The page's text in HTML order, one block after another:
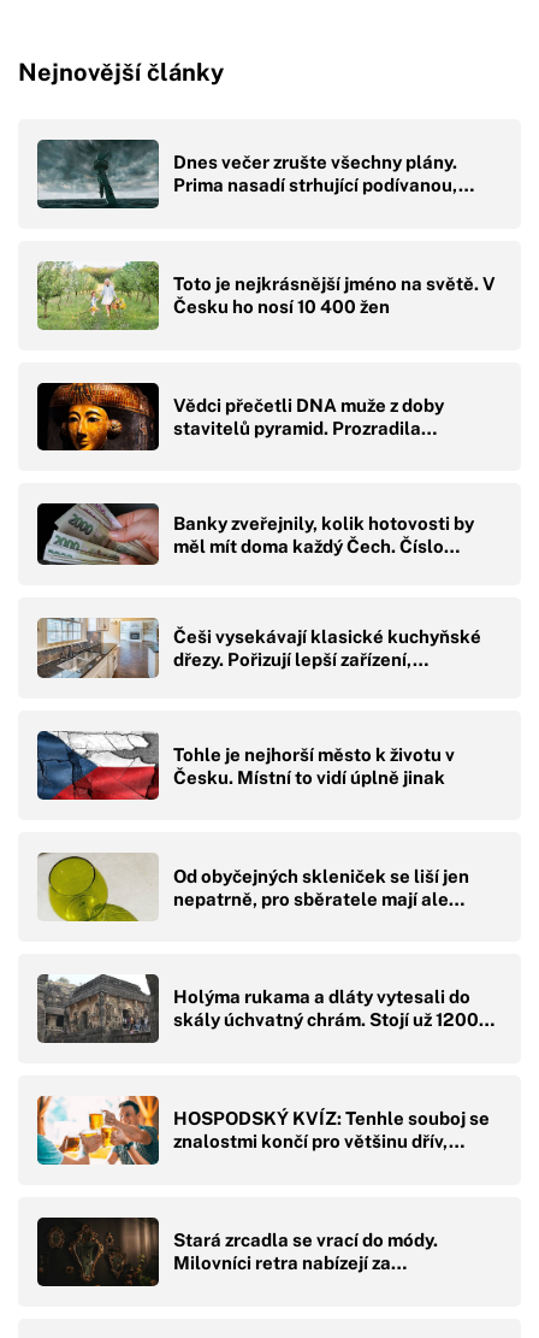
Nejnovější články
Dnes večer zrušte všechny plány.
Prima nasadí strhující podívanou,…
Toto je nejkrásnější jméno na světě. V
Česku ho nosí 10 400 žen
Vědci přečetli DNA muže z doby
stavitelů pyramid. Prozradila…
Banky zveřejnily, kolik hotovosti by
měl mít doma každý Čech. Číslo…
Češi vysekávají klasické kuchyňské
dřezy. Pořizují lepší zařízení,…
Tohle je nejhorší město k životu v
Česku. Místní to vidí úplně jinak
Od obyčejných skleniček se liší jen
nepatrně, pro sběratele mají ale…
Holýma rukama a dláty vytesali do
skály úchvatný chrám. Stojí už 1200…
HOSPODSKÝ KVÍZ: Tenhle souboj se
znalostmi končí pro většinu dřív,…
Stará zrcadla se vrací do módy.
Milovníci retra nabízejí za…